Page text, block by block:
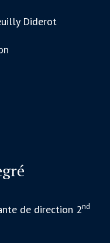
Diderot
de direction 2nd